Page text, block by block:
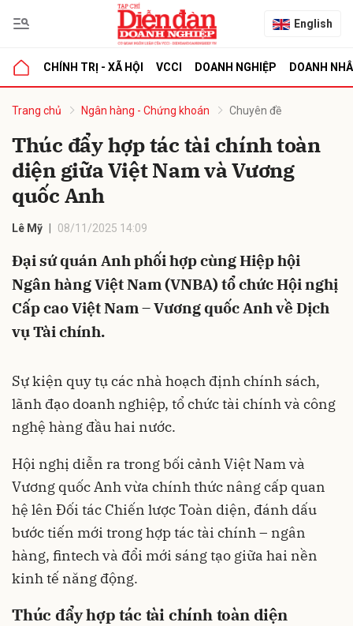
English
CHÍNH TRỊ - XÃ HỘI VCCI DOANH NGHIỆP DOANH
Trang chủ Ngân hàng - Chứng khoán Chuyên đề
Thúc đẩy hợp tác tài chính toàn
diện giữa Việt Nam và Vương
quốc Anh
Lê Mỹ 08/11/2025 14:09
Đại sứ quán Anh phối hợp cùng Hiệp hội
Ngân hàng Việt Nam (VNBA) tổ chức Hội nghị
Cấp cao Việt Nam – Vương quốc Anh về Dịch
vụ Tài chính.
Sự kiện quy tụ các nhà hoạch định chính sách,
lãnh đạo doanh nghiệp, tổ chức tài chính và công
nghệ hàng đầu hai nước.
Hội nghị diễn ra trong bối cảnh Việt Nam và
Vương quốc Anh vừa chính thức nâng cấp quan
hệ lên Đối tác Chiến lược Toàn diện, đánh dấu
bước tiến mới trong hợp tác tài chính – ngân
hàng, fintech và đổi mới sáng tạo giữa hai nền
kinh tế năng động.
Thúc đẩy hợp tác tài chính toàn diện
luận
Hủy